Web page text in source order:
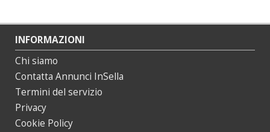
INFORMAZIONI
Chi siamo
Contatta Annunci InSella
Termini del servizio
Privacy
Cookie Policy